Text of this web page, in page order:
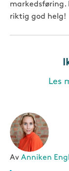
markedsføring.
riktig god helg!
Les
Av Anniken